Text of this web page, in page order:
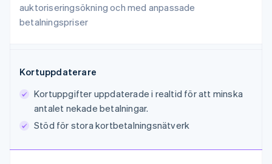
auktoriseringsökning och med anpassade
betalningspriser
Kortuppdaterare
Kortuppgifter uppdaterade i realtid för att minska
antalet nekade betalningar.
Stöd för stora kortbetalningsnätverk